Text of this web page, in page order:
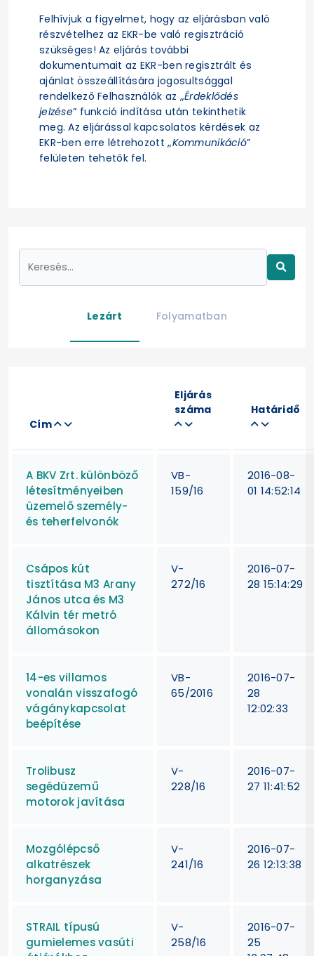
Felhívjuk a figyelmet, hogy az eljárásban való
részvételhez az EKR-be való regisztráció
szükséges! Az eljárás további
dokumentumait az EKR-ben regisztrált és
ajánlat összeállítására jogosultsággal
rendelkező Felhasználók az „Érdeklődés
jelzése” funkció indítása után tekinthetik
meg. Az eljárással kapcsolatos kérdések az
EKR-ben erre létrehozott „Kommunikáció”
felületen tehetők fel.
Lezárt Folyamatban
Cím
Eljárás
száma
Határidő
A BKV Zrt. különböző
létesítményeiben
üzemelő személy-
és teherfelvonók
VB-
159/16
2016-08-
01 14:52:14
Csápos kút
tisztítása M3 Arany
János utca és M3
Kálvin tér metró
állomásokon
V-
272/16
2016-07-
28 15:14:29
14-es villamos
vonalán visszafogó
vágánykapcsolat
beépítése
VB-
65/2016
2016-07-
28
12:02:33
Trolibusz
segédüzemű
motorok javítása
V-
228/16
2016-07-
27 11:41:52
Mozgólépcső
alkatrészek
horganyzása
V-
241/16
2016-07-
26 12:13:38
STRAIL típusú
gumielemes vasúti
V-
258/16
2016-07-
25